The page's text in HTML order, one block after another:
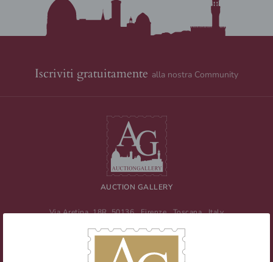
Iscriviti gratuitamente alla nostra Community
AUCTION GALLERY
Via Aretina, 18R 50136 Firenze,Toscana,Italy
E-mail:info@auctiongallery.it
Partita IVA: